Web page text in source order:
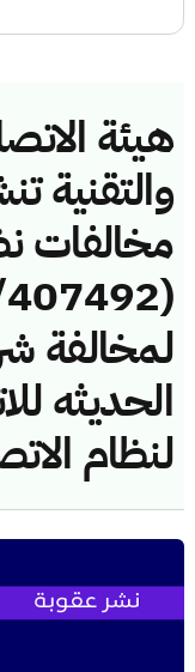
هيئة
والتقنية
مخالفات
لمخالفة
الحديثه
لنظام